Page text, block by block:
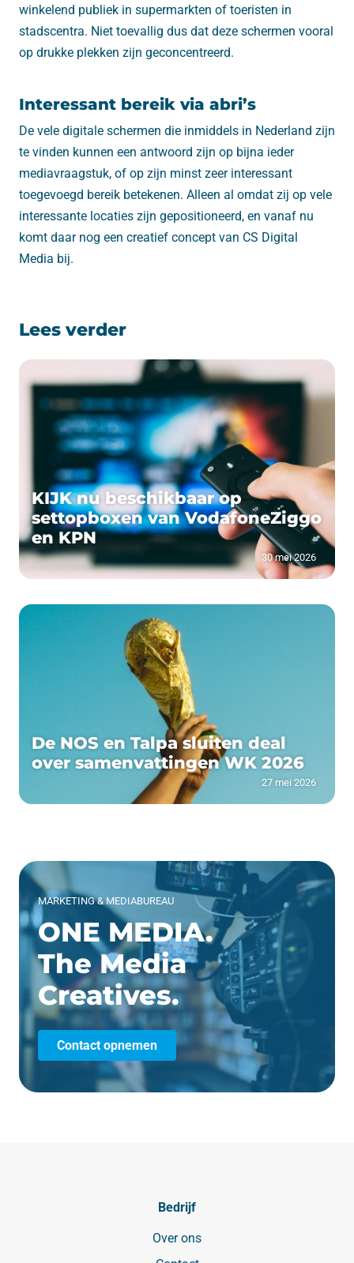
winkelend publiek in supermarkten of toeristen in
stadscentra. Niet toevallig dus dat deze schermen vooral
op drukke plekken zijn geconcentreerd.
Interessant bereik via abri’s
De vele digitale schermen die inmiddels in Nederland zijn
te vinden kunnen een antwoord zijn op bijna ieder
mediavraagstuk, of op zijn minst zeer interessant
toegevoegd bereik betekenen. Alleen al omdat zij op vele
interessante locaties zijn gepositioneerd, en vanaf nu
komt daar nog een creatief concept van CS Digital
Media bij.
Lees verder
KIJK nu beschikbaar op
settopboxen van VodafoneZiggo
en KPN
30 mei 2026
De NOS en Talpa sluiten deal
over samenvattingen WK 2026
27 mei 2026
MARKETING & MEDIABUREAU
ONE MEDIA.
The Media
Creatives.
Contact opnemen
Bedrijf
Over ons